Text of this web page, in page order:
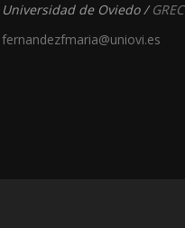
Universidad de Oviedo /GREC
fernandezfmaria@uniovi.es